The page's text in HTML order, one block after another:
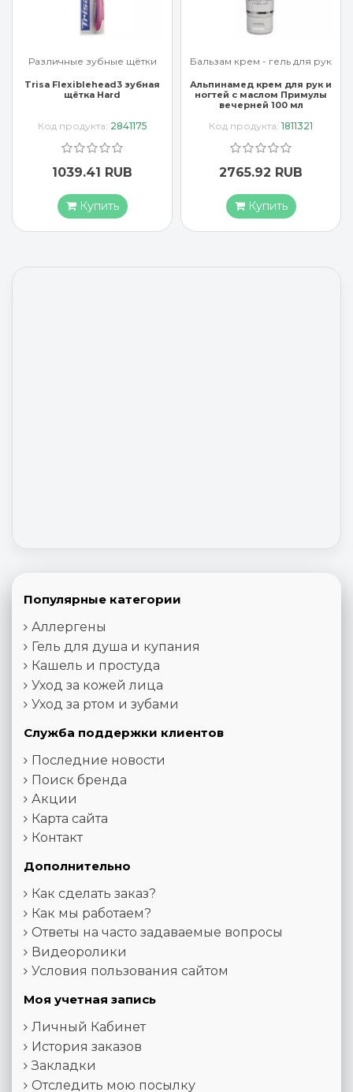
Различные зубные щётки
Trisa Flexiblehead3 зубная
щётка Hard
Код продукта: 2841175
1039.41 RUB
Купить
Бальзам крем - гель для рук
Альпинамед крем для рук и
ногтей с маслом Примулы
вечерней 100 мл
Код продукта: 1811321
2765.92 RUB
Купить
Популярные категории
Аллергены
Гель для душа и купания
Кашель и простуда
Уход за кожей лица
Уход за ртом и зубами
Служба поддержки клиентов
Последние новости
Поиск бренда
Акции
Карта сайта
Контакт
Дополнительно
Как сделать заказ?
Как мы работаем?
Ответы на часто задаваемые вопросы
Видеоролики
Условия пользования сайтом
Моя учетная запись
Личный Кабинет
История заказов
Закладки
Отследить мою посылку